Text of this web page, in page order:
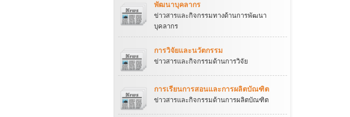
พัฒนาบุคลากร
ข่าวสารและกิจกรรมทางด้านการพัฒนา
บุคลากร
การวิจัยและนวัตกรรม
ข่าวสารและกิจกรรมด้านการวิจัย
การเรียนการสอนและการผลิตบัณฑิต
ข่าวสารและกิจกรรมด้านการผลิตบัณฑิต